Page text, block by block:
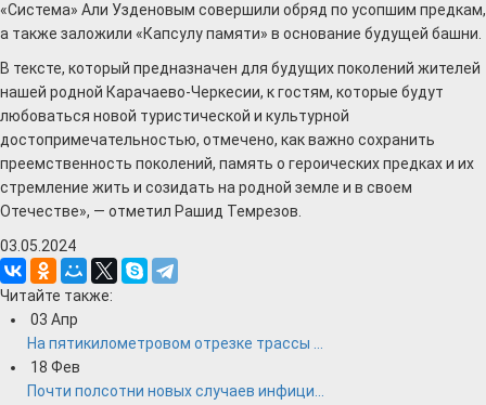
«Система» Али Узденовым совершили обряд по усопшим предкам,
а также заложили «Капсулу памяти» в основание будущей башни.
В тексте, который предназначен для будущих поколений жителей
нашей родной Карачаево-Черкесии, к гостям, которые будут
любоваться новой туристической и культурной
достопримечательностью, отмечено, как важно сохранить
преемственность поколений, память о героических предках и их
стремление жить и созидать на родной земле и в своем
Отечестве», — отметил Рашид Темрезов.
03.05.2024
Читайте также:
03 Апр
На пятикилометровом отрезке трассы ...
18 Фев
Почти полсотни новых случаев инфици...